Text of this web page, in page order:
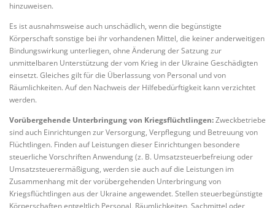
hinzuweisen.
Es ist ausnahmsweise auch unschädlich, wenn die begünstigte
Körperschaft sonstige bei ihr vorhandenen Mittel, die keiner anderweitigen
Bindungswirkung unterliegen, ohne Änderung der Satzung zur
unmittelbaren Unterstützung der vom Krieg in der Ukraine Geschädigten
einsetzt. Gleiches gilt für die Überlassung von Personal und von
Räumlichkeiten. Auf den Nachweis der Hilfebedürftigkeit kann verzichtet
werden.
Vorübergehende Unterbringung von Kriegsflüchtlingen:Zweckbetriebe
sind auch Einrichtungen zur Versorgung, Verpflegung und Betreuung von
Flüchtlingen. Finden auf Leistungen dieser Einrichtungen besondere
steuerliche Vorschriften Anwendung (z. B. Umsatzsteuerbefreiung oder
Umsatzsteuerermäßigung, werden sie auch auf die Leistungen im
Zusammenhang mit der vorübergehenden Unterbringung von
Kriegsflüchtlingen aus der Ukraine angewendet. Stellen steuerbegünstigte